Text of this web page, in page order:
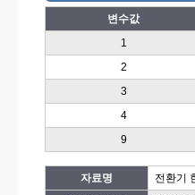
변수값
1
2
3
4
9
자료명
전환기